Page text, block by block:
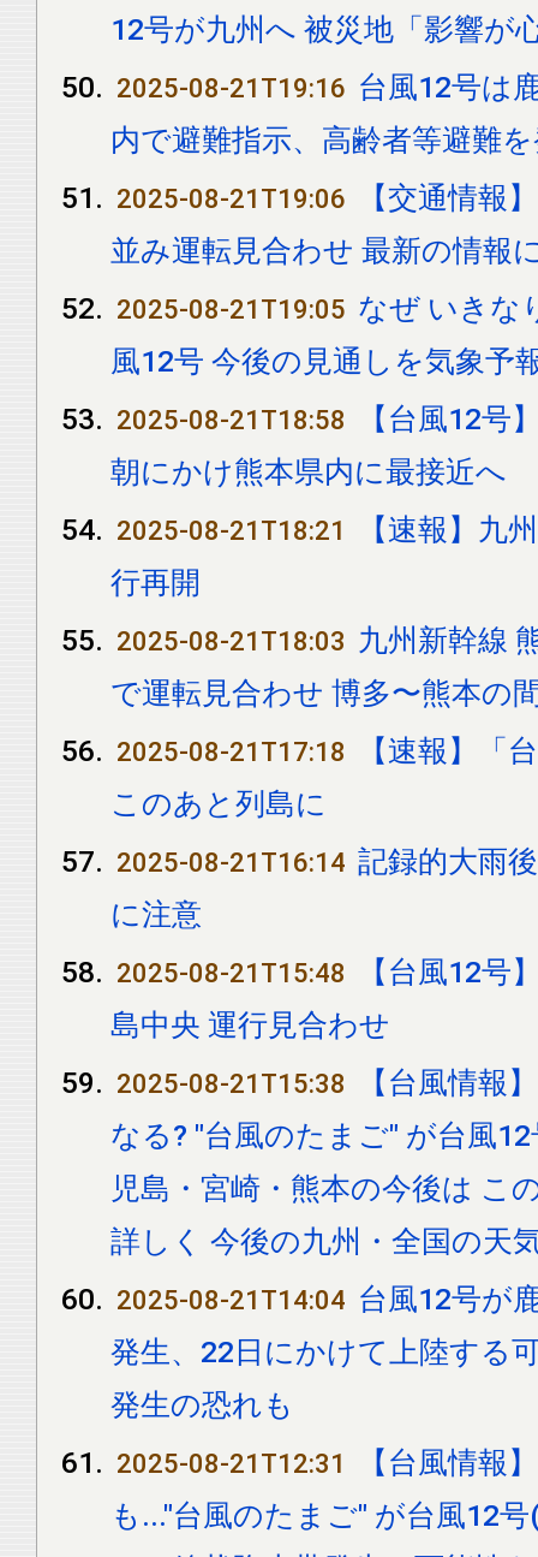
12号が九州へ 被災地「影響が
2025-08-21T19:16 台風12号は
内で避難指示、高齢者等避難
2025-08-21T19:06
【交通情報
並み運転見合わせ 最新の情報
2025-08-21T19:05 なぜ いきな
風12号 今後の見通しを気象予
2025-08-21T18:58
【台風12号
朝にかけ熊本県内に最接近へ
2025-08-21T18:21
【速報】九
行再開
2025-08-21T18:03 九州新幹線
で運転見合わせ 博多〜熊本の
2025-08-21T17:18
【速報】「
このあと列島に
2025-08-21T16:14 記録的大雨
に注意
2025-08-21T15:48
【台風12号
島中央 運行見合わせ
2025-08-21T15:38
【台風情報
なる? "台風のたまご" が台風
児島・宮崎・熊本の今後は こ
詳しく 今後の九州・全国の天
2025-08-21T14:04 台風12号が
発生、22日にかけて上陸する
発生の恐れも
2025-08-21T12:31
【台風情報
も..."台風のたまご" が台風12